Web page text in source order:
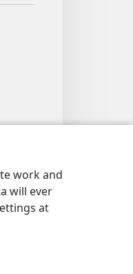
work and
will ever
at